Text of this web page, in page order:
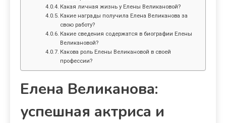
Какая личная жизнь у Елены Великановой?
Какие награды получила Елена Великанова за
свою работу?
Какие сведения содержатся в биографии Елены
Великановой?
Какова роль Елены Великановой в своей
профессии?
Елена Великанова:
успешная актриса и